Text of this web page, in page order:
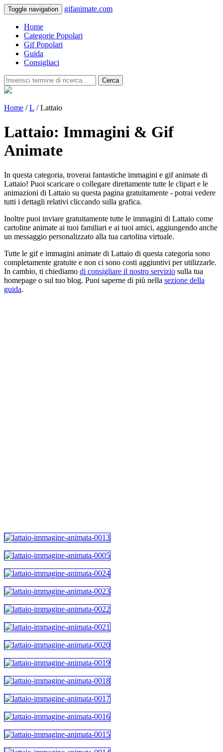
Toggle navigation gifanimate.com
Home
Categorie Popolari
Gif Popolari
Guida
Consigliaci
Cerca
Home /L / Lattaio
Lattaio: Immagini & Gif
Animate
In questa categoria, troverai fantastiche immagini e gif animate di
Lattaio! Puoi scaricare o collegare direttamente tutte le clipart e le
animazioni di Lattaio su questa pagina gratuitamente - potrai vedere
tutti i dettagli relativi cliccando sulla grafica.
Inoltre puoi inviare gratuitamente tutte le immagini di Lattaio come
cartoline animate ai tuoi familiari e ai tuoi amici, aggiungendo anche
un messaggio personalizzato alla tua cartolina virtuale.
Tutte le gif e immagini animate di Lattaio di questa categoria sono
completamente gratuite e non ci sono costi aggiuntivi per utilizzarle.
In cambio, ti chiediamo di consigliare il nostro servizio sulla tua
homepage o sul tuo blog. Puoi saperne di più nella sezione della
guida.